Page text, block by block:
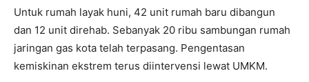
Untuk rumah layak huni, 42 unit rumah baru dibangun
dan 12 unit direhab. Sebanyak 20 ribu sambungan rumah
jaringan gas kota telah terpasang. Pengentasan
kemiskinan ekstrem terus diintervensi lewat UMKM.